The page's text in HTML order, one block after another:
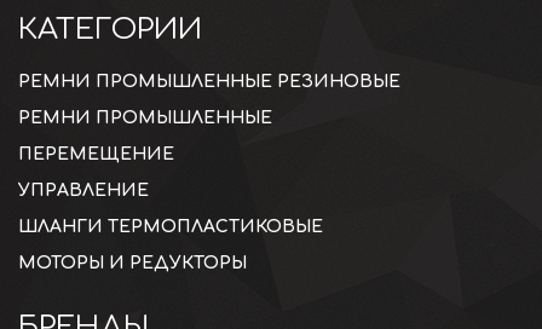
КАТЕГОРИИ
РЕМНИ ПРОМЫШЛЕННЫЕ РЕЗИНОВЫЕ
РЕМНИ ПРОМЫШЛЕННЫЕ
ПЕРЕМЕЩЕНИЕ
УПРАВЛЕНИЕ
ШЛАНГИ ТЕРМОПЛАСТИКОВЫЕ
МОТОРЫ И РЕДУКТОРЫ